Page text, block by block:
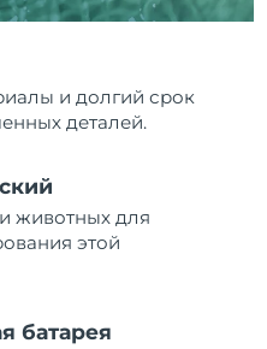
и долгий срок
деталей.
животных для
этой
батарея